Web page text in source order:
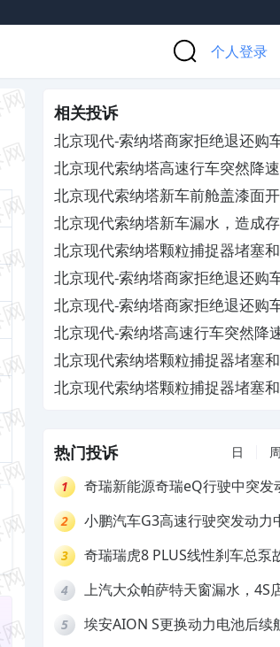
个人登录
相关投诉
北京现代-索纳塔商家拒绝退还购
金
北京现代索纳塔高速行车突然降
去动力，4S店毫无作为
北京现代索纳塔新车前舱盖漆面开
4S店冷处理
北京现代索纳塔新车漏水，造成
安全隐患
北京现代索纳塔颗粒捕捉器堵塞
现异响，4S店无法给予有效解决
北京现代-索纳塔商家拒绝退还购
金
北京现代-索纳塔商家拒绝退还购
金
北京现代-索纳塔高速行车突然降
失去动力
北京现代索纳塔颗粒捕捉器堵塞
现异响，4S店无法给予有效解决
北京现代索纳塔颗粒捕捉器堵塞
热门投诉 日 周
1
奇瑞新能源奇瑞eQ行驶中突发
拒绝三电质保
2
小鹏汽车G3高速行驶突发动力
3
奇瑞瑞虎8 PLUS线性刹车总泵
4
上汽大众帕萨特天窗漏水，4S
5
埃安AION S更换动力电池后续